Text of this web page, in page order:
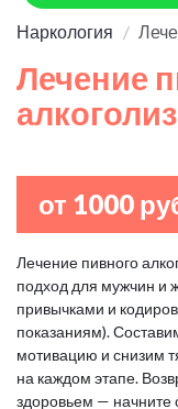
Наркология
Лечение
от 1000
Лечение пивного
подход для мужчин и
привычками и
показаниям).
мотивацию и снизим
на каждом этапе.
здоровьем — начните